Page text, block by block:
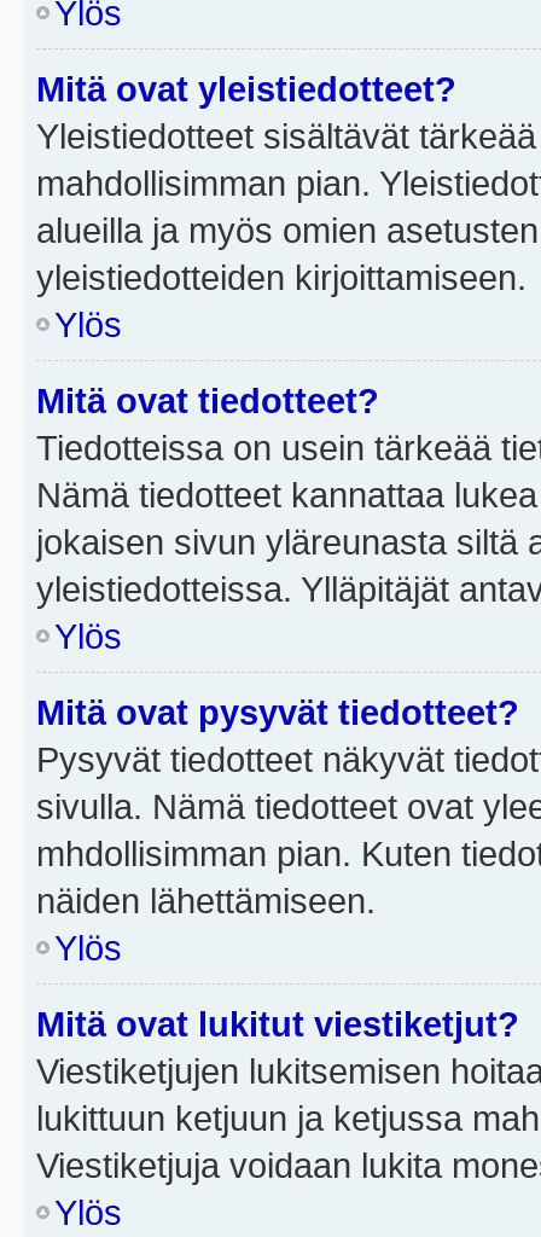
Ylös
Mitä ovat yleistiedotteet?
Yleistiedotteet sisältävät
mahdollisimman pian.
alueilla ja myös omien
yleistiedotteiden kirjoittamiseen.
Ylös
Mitä ovat tiedotteet?
Tiedotteissa on usein tärkeää
Nämä tiedotteet kannattaa
jokaisen sivun yläreunasta siltä
yleistiedotteissa. Ylläpitäjät
Ylös
Mitä ovat pysyvät tiedotteet?
Pysyvät tiedotteet näkyvät
sivulla. Nämä tiedotteet ovat
mhdollisimman pian. Kuten
näiden lähettämiseen.
Ylös
Mitä ovat lukitut viestiketjut?
Viestiketjujen lukitsemisen
lukittuun ketjuun ja ketjussa
Viestiketjuja voidaan lukita
Ylös